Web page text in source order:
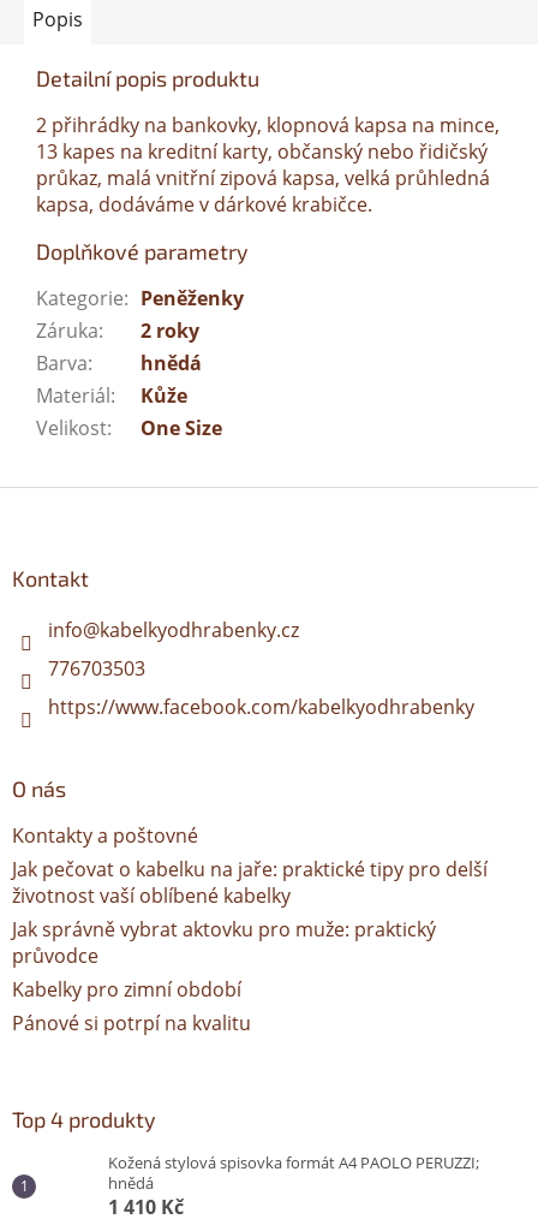
Popis
Detailní popis produktu
2 přihrádky na bankovky, klopnová kapsa na mince,
13 kapes na kreditní karty, občanský nebo řidičský
průkaz, malá vnitřní zipová kapsa, velká průhledná
kapsa, dodáváme v dárkové krabičce.
Doplňkové parametry
Kategorie: Peněženky
Záruka:
2 roky
Barva:
hnědá
Materiál:
Kůže
Velikost: One Size
Kontakt
info@kabelkyodhrabenky.cz
776703503
https://www.facebook.com/kabelkyodhrabenky
O nás
Kontakty a poštovné
Jak pečovat o kabelku na jaře: praktické tipy pro delší
životnost vaší oblíbené kabelky
Jak správně vybrat aktovku pro muže: praktický
průvodce
Kabelky pro zimní období
Pánové si potrpí na kvalitu
Top 4 produkty
Kožená stylová spisovka formát A4 PAOLO PERUZZI;
hnědá
1 410 Kč